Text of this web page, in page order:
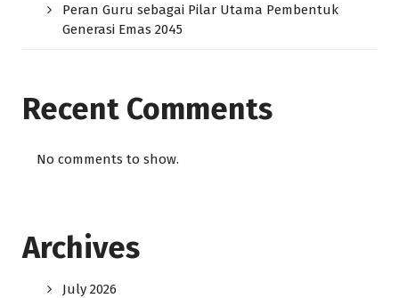
Peran Guru sebagai Pilar Utama Pembentuk
Generasi Emas 2045
Recent Comments
No comments to show.
Archives
July 2026